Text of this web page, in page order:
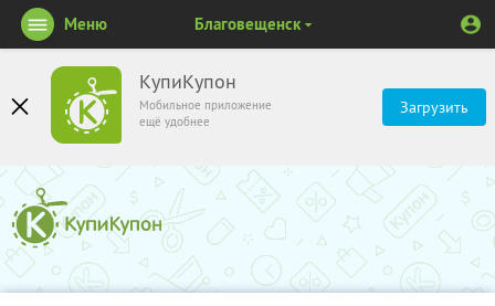
КупиКупон
Мобильное приложение
ещё удобнее
Загрузить
Меню Благовещенск